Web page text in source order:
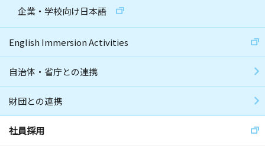
企業・学校向け日本語
English Immersion Activities
自治体・省庁との連携
財団との連携
社員採用